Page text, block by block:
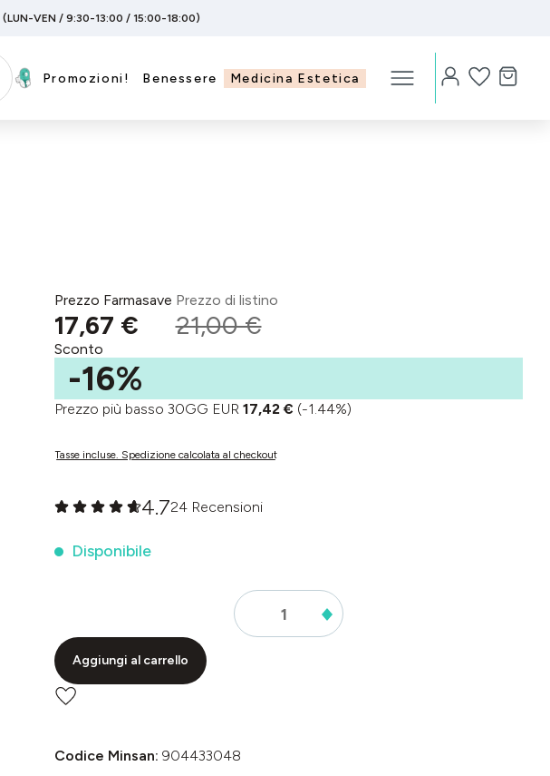
(LUN-VEN / 9:30-13:00 / 15:00-18:00)
Promozioni! Benessere Medicina Estetica
Prezzo Farmasave
17,67 €
Prezzo di listino
21,00 €
Sconto
-16%
Prezzo più basso 30GG EUR 17,42 € (-1.44%)
Tasse incluse. Spedizione calcolata al checkout
4.724 Recensioni
Disponibile
Aggiungi al carrello
Codice Minsan: 904433048